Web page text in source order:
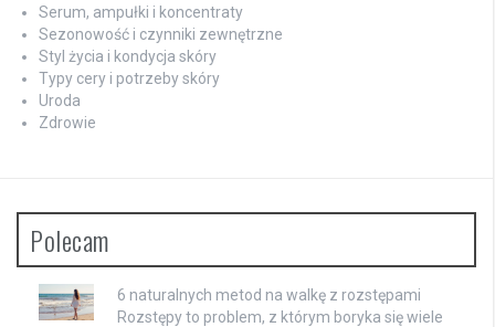
Serum, ampułki i koncentraty
Sezonowość i czynniki zewnętrzne
Styl życia i kondycja skóry
Typy cery i potrzeby skóry
Uroda
Zdrowie
Polecam
6 naturalnych metod na walkę z rozstępami
Rozstępy to problem, z którym boryka się wiele